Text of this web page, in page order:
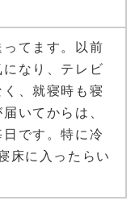
てます。以前
なり、テレビ
、就寝時も寝
いてからは、
です。特に冷
床に入ったらい